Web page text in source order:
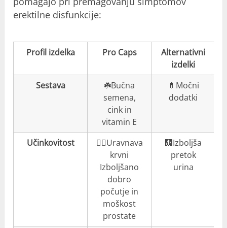
erektilne disfunkcije:
Profil izdelka Pro Caps
Alternativni
izdelki
Sestava
☘️Bučna
semena,
cink in
vitamin E
💊Močni
dodatki
Učinkovitost
👍🏼Uravnava
krvni
Izboljšano
dobro
počutje in
moškost
prostate
🩻Izboljša
pretok
urina